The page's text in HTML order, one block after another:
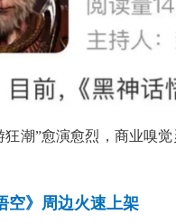
狂潮”愈演愈烈，商业嗅
空》周边火速上架